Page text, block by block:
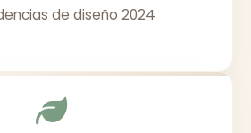
de diseño 2024